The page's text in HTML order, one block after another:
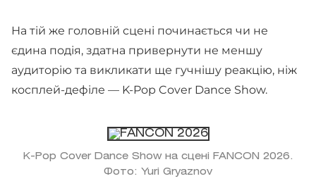
На тій же головній сцені починається чи не
єдина подія, здатна привернути не меншу
аудиторію та викликати ще гучнішу реакцію, ніж
косплей-дефіле — K-Pop Cover Dance Show.
K-Pop Cover Dance Show на сцені FANCON 2026.
Фото: Yuri Gryaznov